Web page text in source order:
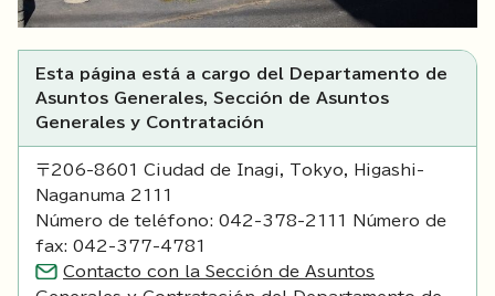
Esta página está a cargo del Departamento de
Asuntos Generales, Sección de Asuntos
Generales y Contratación
〒206-8601 Ciudad de Inagi, Tokyo, Higashi-
Naganuma 2111
Número de teléfono: 042-378-2111 Número de
fax: 042-377-4781
Contacto con la Sección de Asuntos